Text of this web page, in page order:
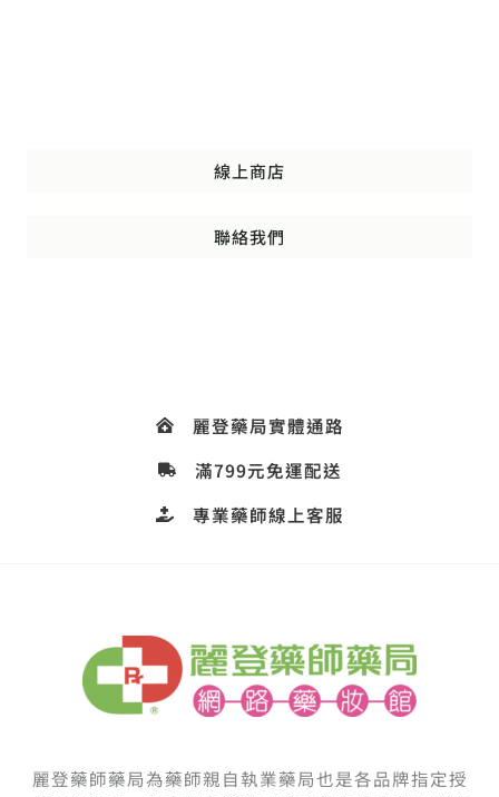
專業藥師線上客服
麗登藥師藥局為藥師親自執業藥局也是各品牌指定授
權特約藥局，有專業的藥師團隊為您的產品把關並結